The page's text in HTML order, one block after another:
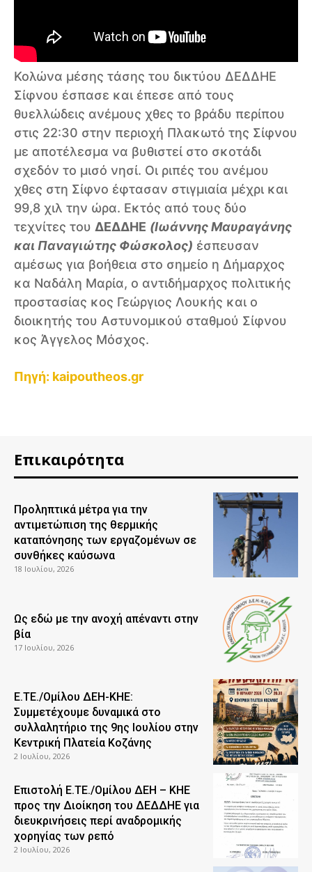
Κολώνα μέσης τάσης του δικτύου ΔΕΔΔΗΕ
Σίφνου έσπασε και έπεσε από τους
θυελλώδεις ανέμους χθες το βράδυ περίπου
στις 22:30 στην περιοχή Πλακωτό της Σίφνου
με αποτέλεσμα να βυθιστεί στο σκοτάδι
σχεδόν το μισό νησί. Οι ριπές του ανέμου
χθες στη Σίφνο έφτασαν στιγμιαία μέχρι και
99,8 χιλ την ώρα. Εκτός από τους δύο
τεχνίτες του ΔΕΔΔΗΕ (Ιωάννης Μαυραγάνης
και Παναγιώτης Φώσκολος) έσπευσαν
αμέσως για βοήθεια στο σημείο η Δήμαρχος
κα Ναδάλη Μαρία, ο αντιδήμαρχος πολιτικής
προστασίας κος Γεώργιος Λουκής και ο
διοικητής του Αστυνομικού σταθμού Σίφνου
κος Άγγελος Μόσχος.
Πηγή: kaipoutheos.gr
Επικαιρότητα
Προληπτικά μέτρα για την
αντιμετώπιση της θερμικής
καταπόνησης των εργαζομένων σε
συνθήκες καύσωνα
18 Ιουλίου, 2026
Ως εδώ με την ανοχή απέναντι στην
βία
17 Ιουλίου, 2026
Ε.ΤΕ./Ομίλου ΔΕΗ-ΚΗΕ:
Συμμετέχουμε δυναμικά στο
συλλαλητήριο της 9ης Ιουλίου στην
Κεντρική Πλατεία Κοζάνης
2 Ιουλίου, 2026
Επιστολή Ε.ΤΕ./Ομίλου ΔΕΗ – ΚΗΕ
προς την Διοίκηση του ΔΕΔΔΗΕ για
διευκρινήσεις περί αναδρομικής
χορηγίας των ρεπό
2 Ιουλίου, 2026